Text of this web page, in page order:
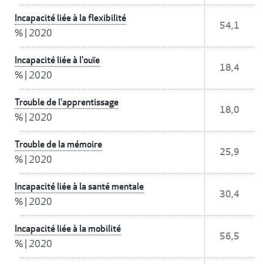
Incapacité liée à la flexibilité
% 2020
54,1
Incapacité liée à l'ouïe
% 2020
18,4
Trouble de l'apprentissage
% 2020
18,0
Trouble de la mémoire
% 2020
25,9
Incapacité liée à la santé mentale
% 2020
30,4
Incapacité liée à la mobilité
% 2020
56,5